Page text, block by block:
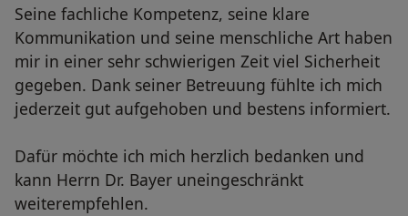
Seine fachliche Kompetenz, seine klare
Kommunikation und seine menschliche Art haben
mir in einer sehr schwierigen Zeit viel Sicherheit
gegeben. Dank seiner Betreuung fühlte ich mich
jederzeit gut aufgehoben und bestens informiert.
Dafür möchte ich mich herzlich bedanken und
kann Herrn Dr. Bayer uneingeschränkt
weiterempfehlen.